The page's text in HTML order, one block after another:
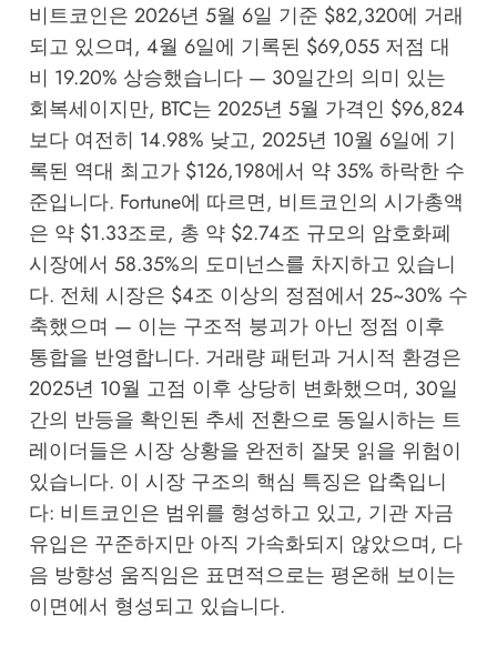
비트코인은 2026년 5월 6일 기준 $82,320에 거래
되고 있으며, 4월 6일에 기록된 $69,055 저점 대
비 19.20% 상승했습니다 — 30일간의 의미 있는
회복세이지만, BTC는 2025년 5월 가격인 $96,824
보다 여전히 14.98% 낮고, 2025년 10월 6일에 기
록된 역대 최고가 $126,198에서 약 35% 하락한 수
준입니다. Fortune에 따르면, 비트코인의 시가총액
은 약 $1.33조로, 총 약 $2.74조 규모의 암호화폐
시장에서 58.35%의 도미넌스를 차지하고 있습니
다. 전체 시장은 $4조 이상의 정점에서 25~30% 수
축했으며 — 이는 구조적 붕괴가 아닌 정점 이후
통합을 반영합니다. 거래량 패턴과 거시적 환경은
2025년 10월 고점 이후 상당히 변화했으며, 30일
간의 반등을 확인된 추세 전환으로 동일시하는 트
레이더들은 시장 상황을 완전히 잘못 읽을 위험이
있습니다. 이 시장 구조의 핵심 특징은 압축입니
다: 비트코인은 범위를 형성하고 있고, 기관 자금
유입은 꾸준하지만 아직 가속화되지 않았으며, 다
음 방향성 움직임은 표면적으로는 평온해 보이는
이면에서 형성되고 있습니다.